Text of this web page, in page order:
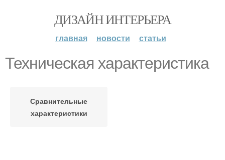
ДИЗАЙН ИНТЕРЬЕРА
главная новости статьи
Техническая характеристика
Сравнительные
характеристики